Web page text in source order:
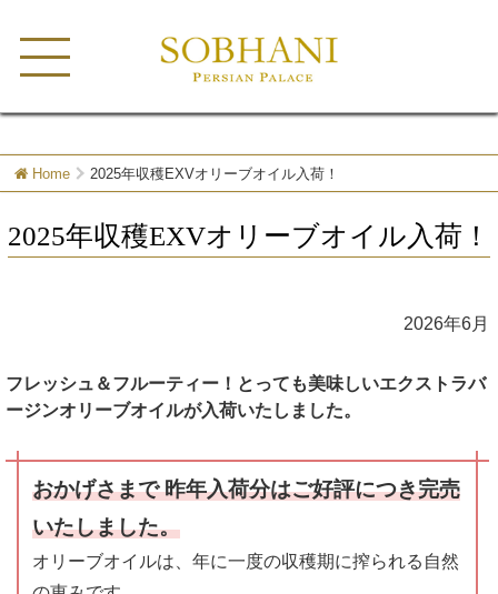
Home 2025年収穫EXVオリーブオイル入荷！
2025年収穫EXVオリーブオイル入荷！
2026年6月
フレッシュ＆フルーティー！とっても美味しいエクストラバ
ージンオリーブオイルが入荷いたしました。
おかげさまで 昨年入荷分はご好評につき完売
いたしました。
オリーブオイルは、年に一度の収穫期に搾られる自然